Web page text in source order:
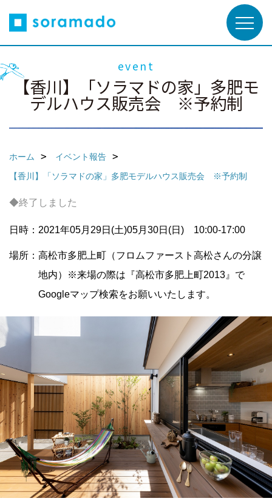
event
【香川】「ソラマドの家」多肥モ
デルハウス販売会 ※予約制
ホーム
イベント報告
【香川】「ソラマドの家」多肥モデルハウス販売会 ※予約制
◆終了しました
日時：2021年05月29日(土)05月30日(日) 10:00-17:00
場所：高松市多肥上町（フロムファースト高松さんの分譲
地内）※来場の際は『高松市多肥上町2013』で
Googleマップ検索をお願いいたします。